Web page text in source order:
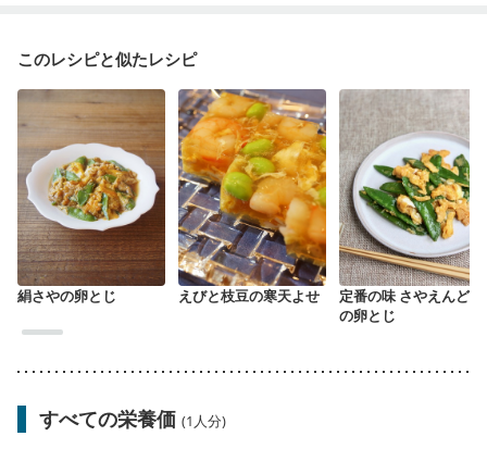
このレシピと似たレシピ
絹さやの卵とじ えびと枝豆の寒天よせ
定番の味 さやえんどう
の卵とじ
すべての栄養価 (1人分)